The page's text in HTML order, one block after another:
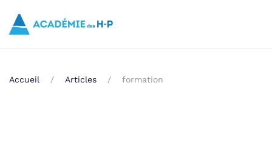
Skip to main content
Accueil Articles formation